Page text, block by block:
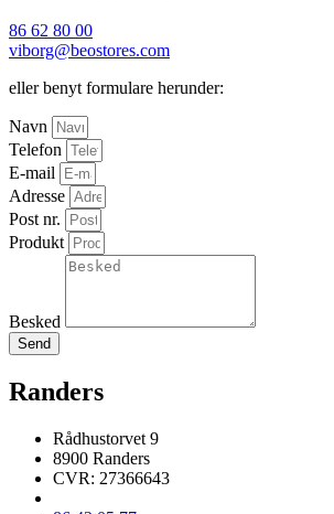
86 62 80 00
viborg@beostores.com
eller benyt formulare herunder:
Navn
Telefon
E-mail
Adresse
Post nr.
Produkt
Besked
Send
Randers
Rådhustorvet 9
8900 Randers
CVR: 27366643